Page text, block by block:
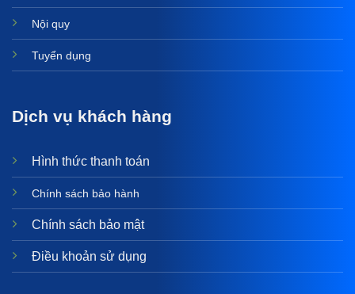
Nội quy
Tuyển dụng
Dịch vụ khách hàng
Hình thức thanh toán
Chính sách bảo hành
Chính sách bảo mật
Điều khoản sử dụng